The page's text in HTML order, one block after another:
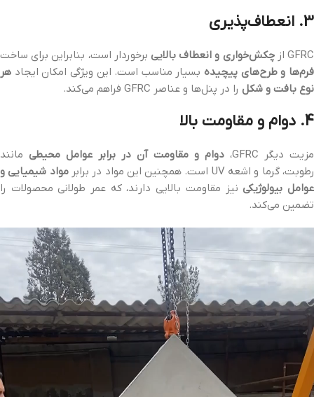
3. انعطاف‌پذیری
GFRC از چکش‌خواری و انعطاف بالایی برخوردار است، بنابراین برای ساخت
فرم‌ها و طرح‌های پیچیده بسیار مناسب است. این ویژگی امکان ایجاد هر
نوع بافت و شکل را در پنل‌ها و عناصر GFRC فراهم می‌کند.
4. دوام و مقاومت بالا
مزیت دیگر GFRC، دوام و مقاومت آن در برابر عوامل محیطی مانند
رطوبت، گرما و اشعه UV است. همچنین این مواد در برابر
مواد شیمیایی و
عوامل بیولوژیکی نیز مقاومت بالایی دارند، که عمر طولانی محصولات را
تضمین می‌کند.